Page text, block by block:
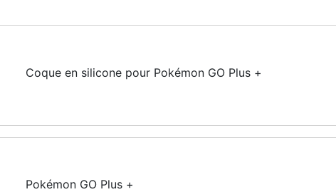
Coque en silicone pour Pokémon GO Plus +
Pokémon GO Plus +